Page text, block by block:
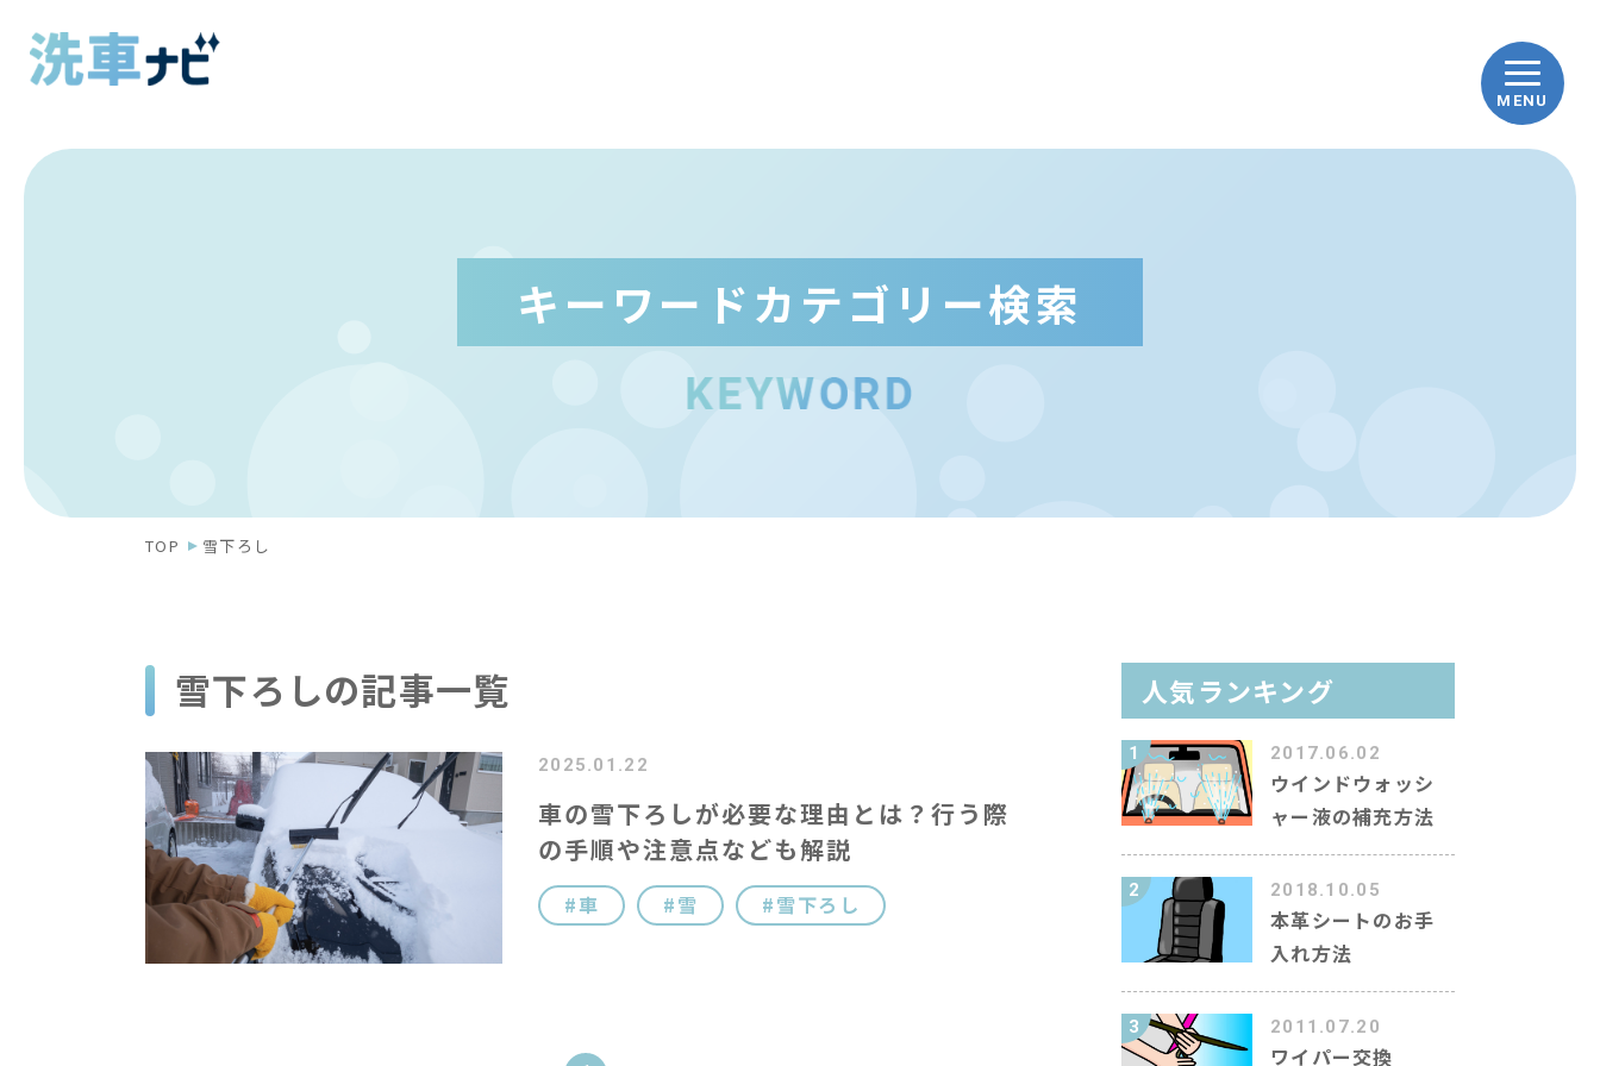
MENU
洗車ナビとは
こんな時どうする？Q&A
キャラクター紹介
#キーワード
キーワードカテゴリー検索
TOP 雪下ろし
雪下ろしの記事一覧
2025.01.22
車の雪下ろしが必要な理由とは？行う際
の手順や注意点なども解説
車 雪 雪下ろし
人気ランキング
1 2017.06.02
ウインドウォッシ
ャー液の補充方法
2 2018.10.05
本革シートのお手
入れ方法
3 2011.07.20
ワイパー交換